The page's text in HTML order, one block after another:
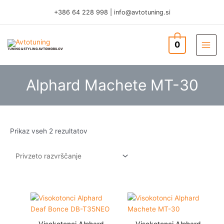
content
+386 64 228 998 info@avtotuning.si
TUNING & STYLING AVTOMOBILOV 0
Alphard Machete MT-30
Prikaz vseh 2 rezultatov